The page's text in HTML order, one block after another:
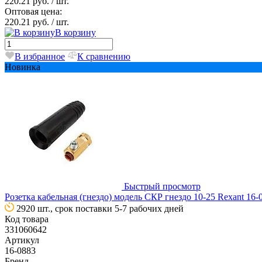
Оптовая цена:
220.21 руб. / шт.
В корзину
В избранное
К сравнению
Новинка
Быстрый просмотр
Розетка кабельная (гнездо) модель СКР гнездо 10-25 Rexant 16-
2920 шт., срок поставки 5-7 рабочих дней
Код товара
331060642
Артикул
16-0883